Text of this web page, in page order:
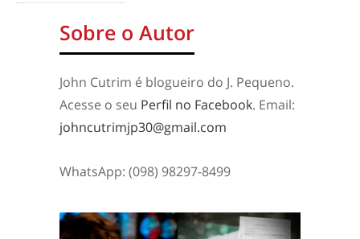
Sobre o Autor
John Cutrim é blogueiro do J. Pequeno.
Acesse o seu Perfil no Facebook. Email:
johncutrimjp30@gmail.com
WhatsApp: (098) 98297-8499